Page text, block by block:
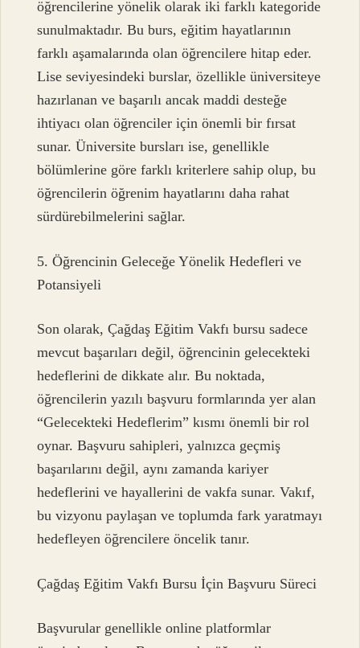
öğrencilerine yönelik olarak iki farklı kategoride
sunulmaktadır. Bu burs, eğitim hayatlarının
farklı aşamalarında olan öğrencilere hitap eder.
Lise seviyesindeki burslar, özellikle üniversiteye
hazırlanan ve başarılı ancak maddi desteğe
ihtiyacı olan öğrenciler için önemli bir fırsat
sunar. Üniversite bursları ise, genellikle
bölümlerine göre farklı kriterlere sahip olup, bu
öğrencilerin öğrenim hayatlarını daha rahat
sürdürebilmelerini sağlar.
5. Öğrencinin Geleceğe Yönelik Hedefleri ve
Potansiyeli
Son olarak, Çağdaş Eğitim Vakfı bursu sadece
mevcut başarıları değil, öğrencinin gelecekteki
hedeflerini de dikkate alır. Bu noktada,
öğrencilerin yazılı başvuru formlarında yer alan
“Gelecekteki Hedeflerim” kısmı önemli bir rol
oynar. Başvuru sahipleri, yalnızca geçmiş
başarılarını değil, aynı zamanda kariyer
hedeflerini ve hayallerini de vakfa sunar. Vakıf,
bu vizyonu paylaşan ve toplumda fark yaratmayı
hedefleyen öğrencilere öncelik tanır.
Çağdaş Eğitim Vakfı Bursu İçin Başvuru Süreci
Başvurular genellikle online platformlar